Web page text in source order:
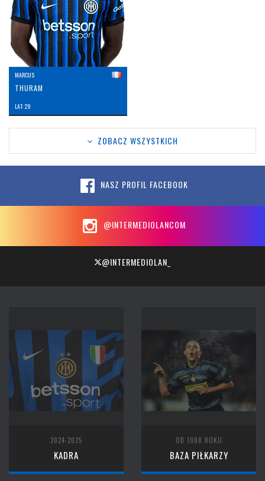
MARCUS
THURAM
LAT: 29
ZOBACZ WSZYSTKICH
NASZ PROFIL FACEBOOK
@INTERMEDIOLANCOM
@INTERMEDIOLAN_
2024-2025
KADRA
OD 1908 ROKU
BAZA PIŁKARZY